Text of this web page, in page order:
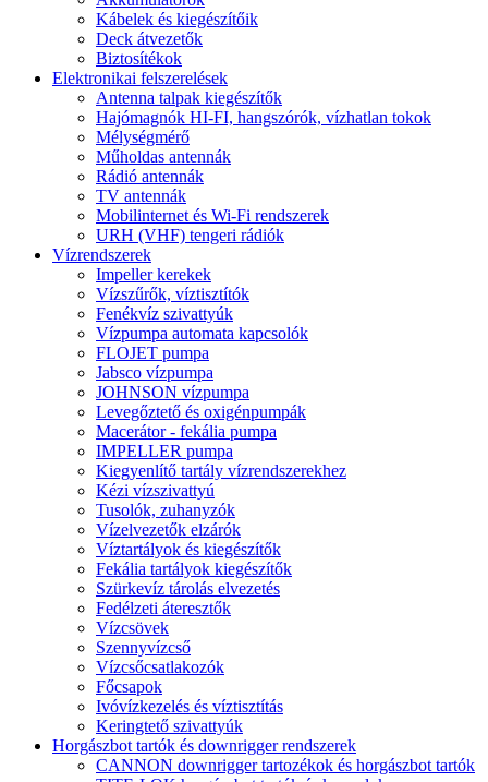
Kábelek és kiegészítőik
Deck átvezetők
Biztosítékok
Elektronikai felszerelések
Antenna talpak kiegészítők
Hajómagnók HI-FI, hangszórók, vízhatlan tokok
Mélységmérő
Műholdas antennák
Rádió antennák
TV antennák
Mobilinternet és Wi-Fi rendszerek
URH (VHF) tengeri rádiók
Vízrendszerek
Impeller kerekek
Vízszűrők, víztisztítók
Fenékvíz szivattyúk
Vízpumpa automata kapcsolók
FLOJET pumpa
Jabsco vízpumpa
JOHNSON vízpumpa
Levegőztető és oxigénpumpák
Macerátor - fekália pumpa
IMPELLER pumpa
Kiegyenlítő tartály vízrendszerekhez
Kézi vízszivattyú
Tusolók, zuhanyzók
Vízelvezetők elzárók
Víztartályok és kiegészítők
Fekália tartályok kiegészítők
Szürkevíz tárolás elvezetés
Fedélzeti áteresztők
Vízcsövek
Szennyvízcső
Vízcsőcsatlakozók
Főcsapok
Ivóvízkezelés és víztisztítás
Keringtető szivattyúk
Horgászbot tartók és downrigger rendszerek
CANNON downrigger tartozékok és horgászbot tartók